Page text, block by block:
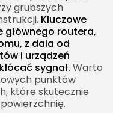
grubszych
Kluczowe
głównego routera,
z dala od
i urządzeń
sygnał. Warto
punktów
które skutecznie